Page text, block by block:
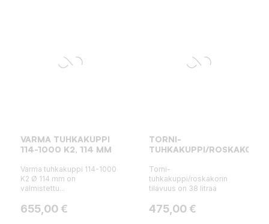
VARMA TUHKAKUPPI
114-1000 K2, 114 MM
Varma tuhkakuppi 114-1000
K2 Ø 114 mm on
valmistettu...
Hinta
655,00 €
TORNI-
TUHKAKUPPI/ROSKAKORI
Torni-
tuhkakuppi/roskakorin
tilavuus on 38 litraa
Hinta
475,00 €